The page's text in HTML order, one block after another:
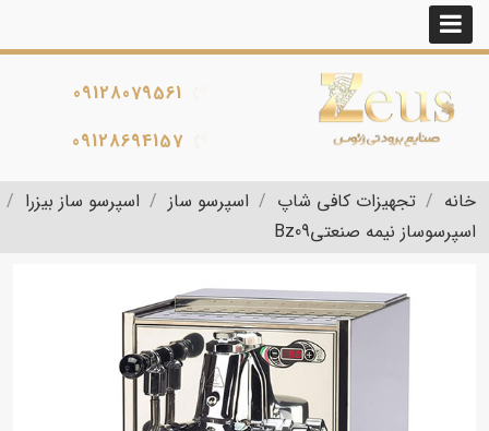
09128079561
09128694157
خانه تجهیزات کافی شاپ اسپرسو ساز
اسپرسو ساز بیزرا
اسپرسوساز نیمه صنعتیBz09